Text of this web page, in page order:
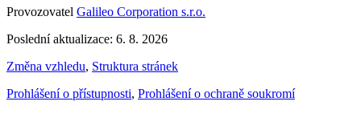
Provozovatel Galileo Corporation s.r.o.
Poslední aktualizace: 6. 8. 2026
Změna vzhledu, Struktura stránek
Prohlášení o přístupnosti, Prohlášení o ochraně soukromí